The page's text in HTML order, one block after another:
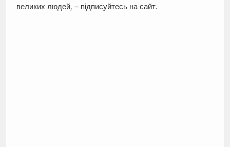
великих людей, – підписуйтесь на сайт.